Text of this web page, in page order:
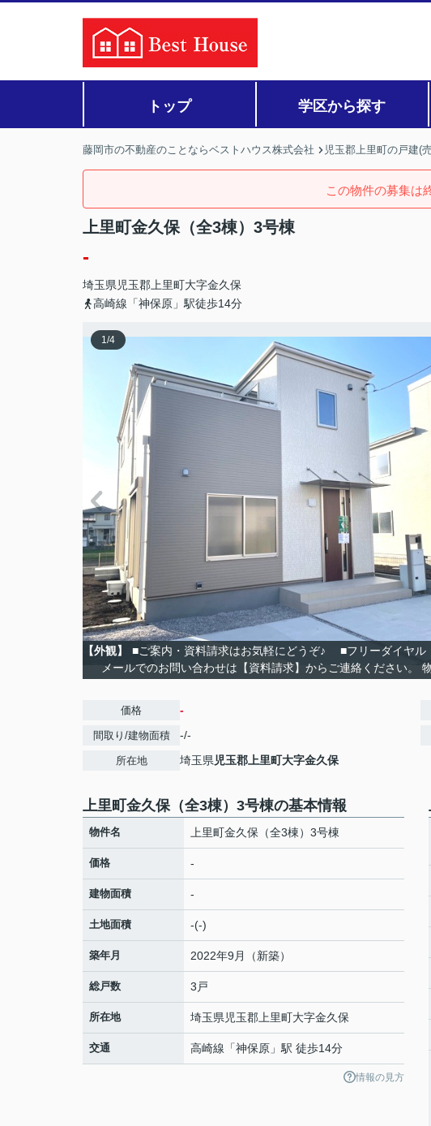
トップ 学区から探す
藤岡市の不動産のことならベストハウス株式会社 児玉郡上里町の戸建(
この物件の募集は
上里町金久保（全3棟）3号棟
-
埼玉県児玉郡上里町大字金久保
高崎線「神保原」駅徒歩14分
1/4
【外観】
■ご案内・資料請求はお気軽にどうぞ♪ ■フリーダイヤル
メールでのお問い合わせは【資料請求】からご連絡ください。
価格 -
間取り/建物面積 -/-
所在地 埼玉県児玉郡上里町大字金久保
上里町金久保（全3棟）3号棟の基本情報
物件名 上里町金久保（全3棟）3号棟
価格 -
建物面積 -
土地面積 -(-)
築年月 2022年9月（新築）
総戸数 3戸
所在地 埼玉県児玉郡上里町大字金久保
交通 高崎線 「神保原 」駅 徒歩14分
情報の見方